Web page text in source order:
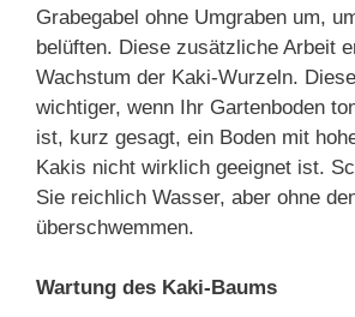
Grabegabel ohne Umgraben um,
belüften. Diese zusätzliche Arbeit
Wachstum der Kaki-Wurzeln.
wichtiger, wenn Ihr Gartenboden
ist, kurz gesagt, ein Boden mit
Kakis nicht wirklich geeignet ist.
Sie reichlich Wasser, aber ohne
überschwemmen.
Wartung des Kaki-Baums